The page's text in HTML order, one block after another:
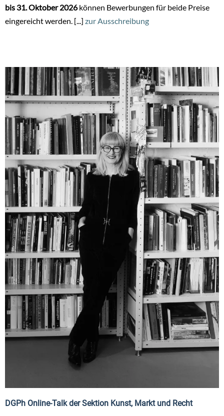
bis 31. Oktober 2026können Bewerbungen für beide Preise
eingereicht werden. [...] zur Ausschreibung
DGPh Online-Talk der Sektion Kunst, Markt und Recht